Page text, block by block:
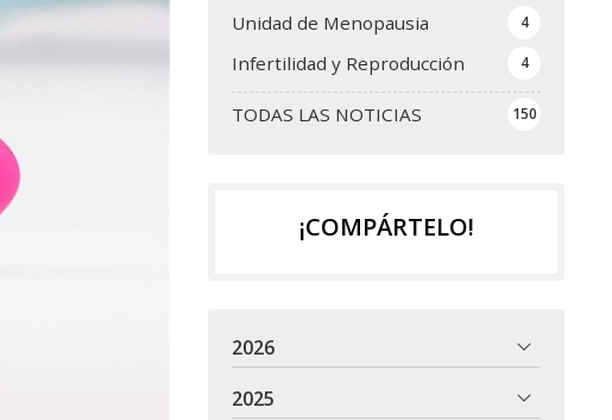
TODAS LAS NOTICIAS 150
Unidad de Menopausia 4
Infertilidad y Reproducción 4
¡COMPÁRTELO!
2026
2025